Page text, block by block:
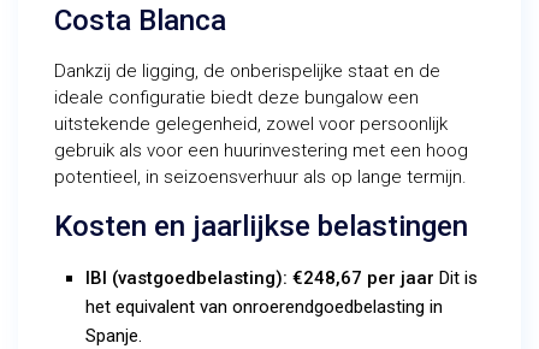
Costa Blanca
Dankzij de ligging, de onberispelijke staat en de
ideale configuratie biedt deze bungalow een
uitstekende gelegenheid, zowel voor persoonlijk
gebruik als voor een huurinvestering met een hoog
potentieel, in seizoensverhuur als op lange termijn.
Kosten en jaarlijkse belastingen
IBI (vastgoedbelasting):€248,67 per jaar Dit is
het equivalent van onroerendgoedbelasting in
Spanje.